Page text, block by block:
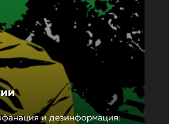
и дезинформация: